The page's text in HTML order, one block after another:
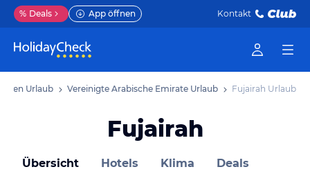
% Deals App öffnen Kontakt
Urlaub Vereinigte Arabische Emirate Urlaub Fujairah Urlaub
Fujairah
Übersicht Hotels Klima Deals